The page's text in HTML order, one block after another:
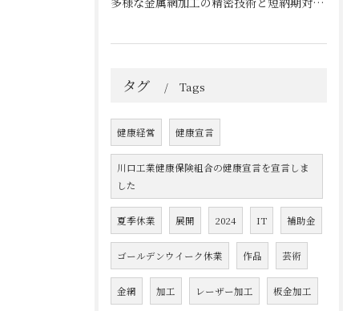
タグ Tags
健康経営 健康宣言
川口工業健康保険組合の健康宣言を宣言しま
した
夏季休業 展開 2024 IT 補助金
ゴールデンウイーク休業 作品 芸術
金網 加工 レーザー加工 板金加工